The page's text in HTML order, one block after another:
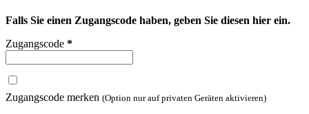
Falls Sie einen Zugangscode haben, geben Sie diesen hier ein.
Zugangscode *
Zugangscode merken (Option nur auf privaten Geräten aktivieren)